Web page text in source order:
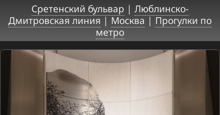
Сретенский бульвар | Люблинско-
Дмитровская линия|Москва|Прогулки по
метро